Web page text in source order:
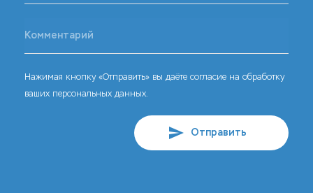
Нажимая кнопку «Отправить» вы даёте согласие на обработку
ваших персональных данных.
Отправить